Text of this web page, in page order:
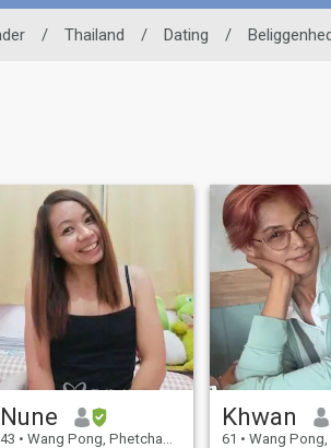
/ Thailand / Dating / Beliggenhed
Nune
43 • Wang Pong, Phetchabun, Thailand
Khwan
61 • Wang Pong,